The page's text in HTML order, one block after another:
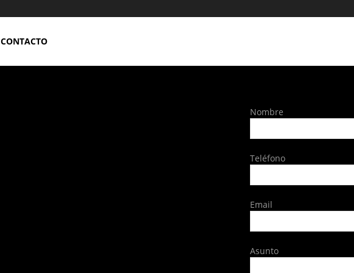
CONTACTO
Nombre
Teléfono
Email
Asunto